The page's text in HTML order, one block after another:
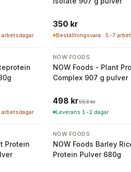
350 kr
Beställningsvara · 5-7
-10%
NOW FOODS
NOW Foods - Plant
Complex 907 g pulver
498 kr553 kr
Leverans 1-2 dagar
Protein
NOW FOODS
NOW Foods Barley
Protein Pulver 680g